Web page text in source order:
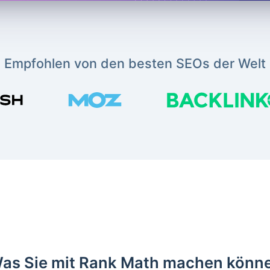
Empfohlen von den besten SEOs der Welt
Sie mit Rank Math machen